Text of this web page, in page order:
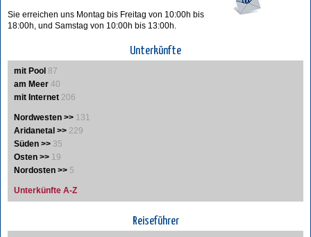
Sie erreichen uns Montag bis Freitag von 10:00h bis
18:00h, und Samstag von 10:00h bis 13:00h.
Unterkünfte
mit Pool 87
am Meer 40
mit Internet 206
Nordwesten >> 131
Aridanetal >> 229
Süden >> 35
Osten >> 19
Nordosten >> 5
Unterkünfte A-Z
Reiseführer